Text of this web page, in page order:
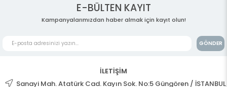
E-BÜLTEN KAYIT
Kampanyalarımızdan haber almak için kayıt olun!
GÖNDER
İLETİŞİM
Sanayi Mah. Atatürk Cad. Kayın Sok. No:5 Güngören / İSTANBUL